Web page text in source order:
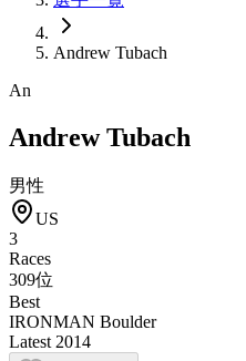
Andrew Tubach
An
Andrew Tubach
男性
US
3
Races
309位
Best
IRONMAN Boulder
Latest 2014